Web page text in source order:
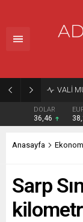
DOLAR
36,46
Anasayfa
Sarp